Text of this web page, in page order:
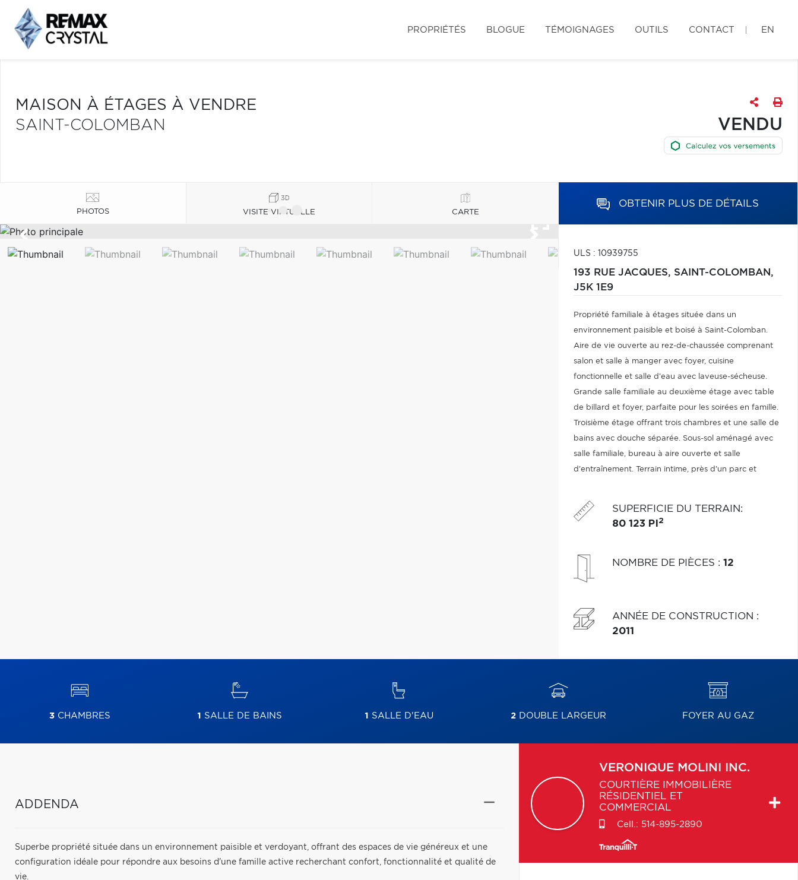
PROPRIÉTÉS BLOGUE TÉMOIGNAGES OUTILS CONTACT EN
MAISON À ÉTAGES À VENDRE
SAINT-COLOMBAN
VENDU
PHOTOS VISITE VIRTUELLE CARTE
OBTENIR PLUS DE DÉTAILS
ULS : 10939755
193 RUE JACQUES, SAINT-COLOMBAN,
J5K 1E9
Propriété familiale à étages située dans un
environnement paisible et boisé à Saint-Colomban.
Aire de vie ouverte au rez-de-chaussée comprenant
salon et salle à manger avec foyer, cuisine
fonctionnelle et salle d'eau avec laveuse-sécheuse.
Grande salle familiale au deuxième étage avec table
de billard et foyer, parfaite pour les soirées en famille.
Troisième étage offrant trois chambres et une salle de
bains avec douche séparée. Sous-sol aménagé avec
salle familiale, bureau à aire ouverte et salle
d'entraînement. Terrain intime, près d'un parc et
SUPERFICIE DU TERRAIN:
80 123 PI 2
NOMBRE DE PIÈCES : 12
ANNÉE DE CONSTRUCTION :
2011
3CHAMBRES 1 SALLE DE BAINS 1 SALLE D'EAU 2 DOUBLE LARGEUR FOYER AU GAZ
ADDENDA
Superbe propriété située dans un environnement paisible et verdoyant, offrant des espaces de vie généreux et une
configuration idéale pour répondre aux besoins d'une famille active recherchant confort, fonctionnalité et qualité de
vie.
VERONIQUE MOLINI INC.
COURTIÈRE IMMOBILIÈRE
RÉSIDENTIEL ET
COMMERCIAL
Cell.: 514-895-2890